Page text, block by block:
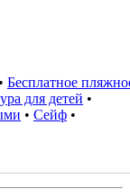
• Бесплатное
для детей •
• Сейф •